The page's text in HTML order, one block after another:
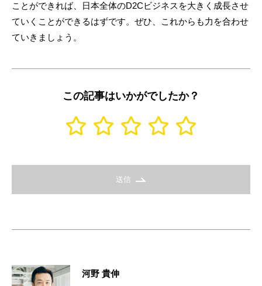
ことができれば、日本全体のD2Cビジネスを大きく成長させ
ていくことができるはずです。ぜひ、これからも力を合わせ
ていきましょう。
この記事はいかがでしたか？
送信
河野 貴伸